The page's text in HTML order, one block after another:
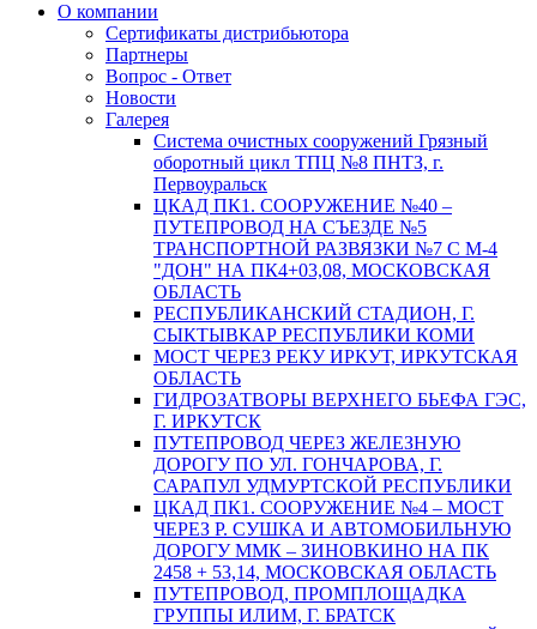
О компании
Сертификаты дистрибьютора
Партнеры
Вопрос - Ответ
Новости
Галерея
Система очистных сооружений Грязный
оборотный цикл ТПЦ №8 ПНТЗ, г.
Первоуральск
ЦКАД ПК1. СООРУЖЕНИЕ №40 –
ПУТЕПРОВОД НА СЪЕЗДЕ №5
ТРАНСПОРТНОЙ РАЗВЯЗКИ №7 С М-4
"ДОН" НА ПК4+03,08, МОСКОВСКАЯ
ОБЛАСТЬ
РЕСПУБЛИКАНСКИЙ СТАДИОН, Г.
СЫКТЫВКАР РЕСПУБЛИКИ КОМИ
МОСТ ЧЕРЕЗ РЕКУ ИРКУТ, ИРКУТСКАЯ
ОБЛАСТЬ
ГИДРОЗАТВОРЫ ВЕРХНЕГО БЬЕФА ГЭС,
Г. ИРКУТСК
ПУТЕПРОВОД ЧЕРЕЗ ЖЕЛЕЗНУЮ
ДОРОГУ ПО УЛ. ГОНЧАРОВА, Г.
САРАПУЛ УДМУРТСКОЙ РЕСПУБЛИКИ
ЦКАД ПК1. СООРУЖЕНИЕ №4 – МОСТ
ЧЕРЕЗ Р. СУШКА И АВТОМОБИЛЬНУЮ
ДОРОГУ ММК – ЗИНОВКИНО НА ПК
2458 + 53,14, МОСКОВСКАЯ ОБЛАСТЬ
ПУТЕПРОВОД, ПРОМПЛОЩАДКА
ГРУППЫ ИЛИМ, Г. БРАТСК